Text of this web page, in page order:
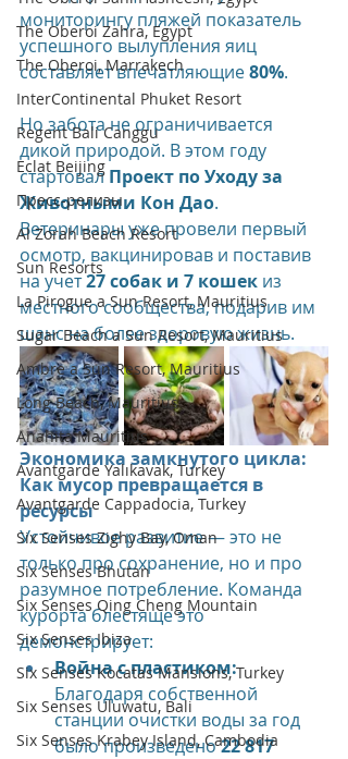
The Oberoi Zahra, Egypt
The Oberoi, Marrakech
InterContinental Phuket Resort
Regent Bali Canggu
Eclat Beijing
Пресс-релизы
Al Zorah Beach Resort
Sun Resorts
La Pirogue a Sun Resort, Mauritius
Sugar Beach a Sun Resort, Mauritius
Ambre a Sun Resort, Mauritius
Long Beach, Mauritius
Anahita Mauritius
Avantgarde Yalıkavak, Turkey
Avantgarde Cappadocia, Turkey
Six Senses Zighy Bay, Oman
Six Senses Bhutan
Six Senses Qing Cheng Mountain
Six Senses Ibiza
Six Senses Kocatas Mansions, Turkey
Six Senses Uluwatu, Bali
Six Senses Krabey Island, Cambodia
мониторингу пляжей показатель
успешного вылупления яиц
составляет впечатляющие 80%.
Но забота не ограничивается
дикой природой. В этом году
стартовал Проект по Уходу за
Животными Кон Дао.
Ветеринары уже провели первый
осмотр, вакцинировав и поставив
на учет 27 собак и 7 кошек из
местного сообщества, подарив им
шанс на более здоровую жизнь.
Экономика замкнутого цикла:
Как мусор превращается в
ресурсы
Устойчивое развитие — это не
только про сохранение, но и про
разумное потребление. Команда
курорта блестяще это
демонстрирует:
Война с пластиком:
Благодаря собственной
станции очистки воды за год
было произведено 22 817